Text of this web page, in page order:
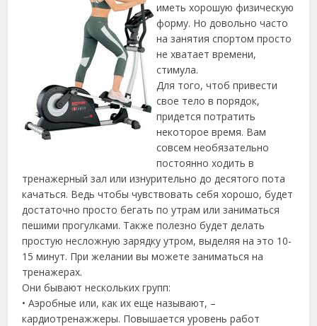
иметь хорошую физическую
форму. Но довольно часто
на занятия спортом просто
не хватает времени,
стимула.
Для того, чтоб привести
свое тело в порядок,
придется потратить
некоторое время. Вам
совсем необязательно
постоянно ходить в
тренажерный зал или изнурительно до десятого пота
качаться. Ведь чтобы чувствовать себя хорошо, будет
достаточно просто бегать по утрам или заниматься
пешими прогулками. Также полезно будет делать
простую несложную зарядку утром, выделяя на это 10-
15 минут. При желании вы можете заниматься на
тренажерах.
Они бывают нескольких групп:
• Аэробные или, как их еще называют, –
кардиотренажжеры. Повышается уровень работ